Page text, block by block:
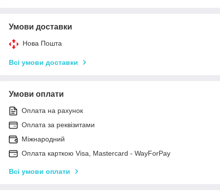
Умови доставки
Нова Пошта
Всі умови доставки
Умови оплати
Оплата на рахунок
Оплата за реквізитами
Міжнародний
Оплата карткою Visa, Mastercard - WayForPay
Всі умови оплати